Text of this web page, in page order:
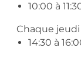
10:00 à
Chaque
14:30 à